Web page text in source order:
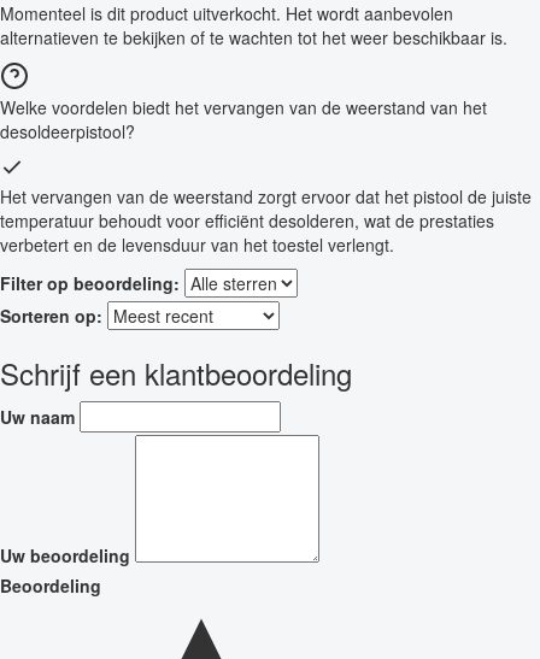
Momenteel is dit product uitverkocht. Het wordt aanbevolen
alternatieven te bekijken of te wachten tot het weer beschikbaar is.
Welke voordelen biedt het vervangen van de weerstand van het
desoldeerpistool?
Het vervangen van de weerstand zorgt ervoor dat het pistool de juiste
temperatuur behoudt voor efficiënt desolderen, wat de prestaties
verbetert en de levensduur van het toestel verlengt.
Filter op beoordeling:
Sorteren op:
Schrijf een klantbeoordeling
Uw naam
Uw beoordeling
Beoordeling